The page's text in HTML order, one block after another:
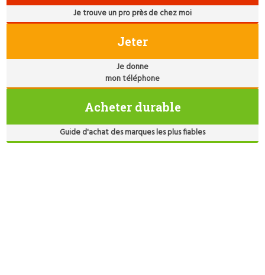
Je trouve un pro près de chez moi
Jeter
Je donne
mon téléphone
Acheter durable
Guide d'achat des marques les plus fiables